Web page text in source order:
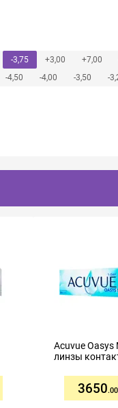
-3,75 +3,00 +7,00
-4,50 -4,00 -3,50
-
Acuvue Oasys
линзы
-6,00 №30
3650.00